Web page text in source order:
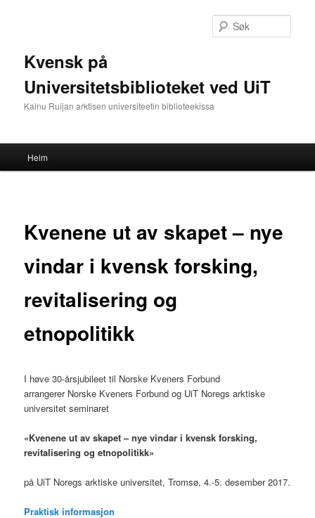
Kvensk på
Universitetsbiblioteket ved UiT
Kainu Ruijan arktisen universiteetin biblioteekissa
Heim
Kvenene ut av skapet – nye
vindar i kvensk forsking,
revitalisering og
etnopolitikk
I høve 30-årsjubileet til Norske Kveners Forbund
arrangerer Norske Kveners Forbund og UiT Noregs arktiske
universitet seminaret
«Kvenene ut av skapet – nye vindar i kvensk forsking,
revitalisering og etnopolitikk»
på UiT Noregs arktiske universitet, Tromsø, 4.-5. desember 2017.
Praktisk informasjon